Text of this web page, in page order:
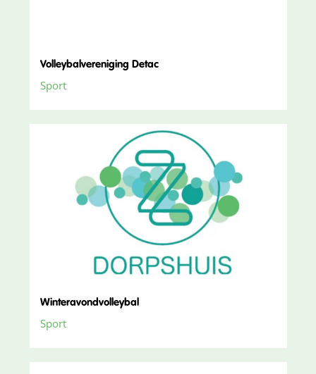
Volleybalvereniging Detac
Sport
Winteravondvolleybal
Sport